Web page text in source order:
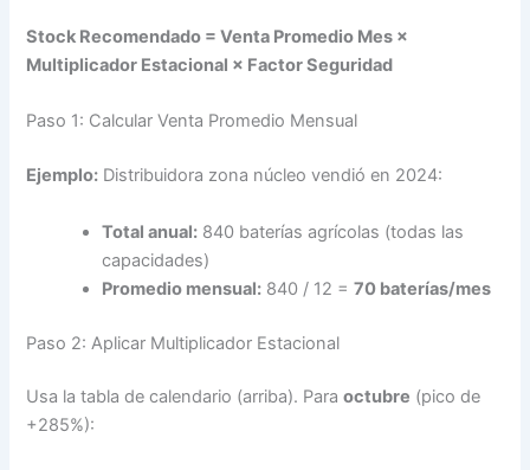
Stock Recomendado = Venta Promedio Mes ×
Multiplicador Estacional × Factor Seguridad
Paso 1: Calcular Venta Promedio Mensual
Ejemplo: Distribuidora zona núcleo vendió en 2024:
Total anual: 840 baterías agrícolas (todas las
capacidades)
Promedio mensual: 840 / 12 =70 baterías/mes
Paso 2: Aplicar Multiplicador Estacional
Usa la tabla de calendario (arriba). Paraoctubre (pico de
+285%):